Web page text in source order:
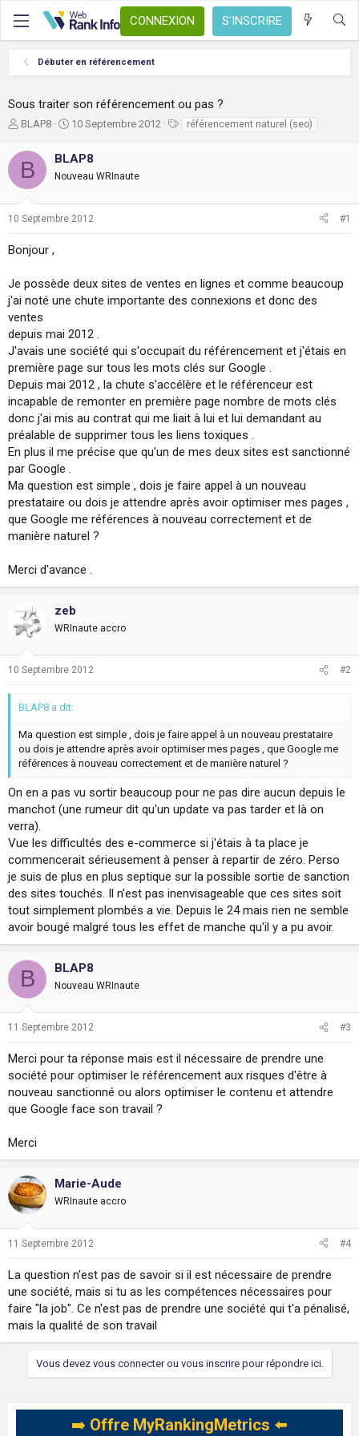
CONNEXION S'INSCRIRE
Débuter en référencement
Sous traiter son référencement ou pas ?
A
t
e
u
e
a
s
u
s
s
i
o
n
BLAP8
D
t
e
d
é
10 Septembre 2012 référencement naturel (seo)
B BLAP8
Nouveau WRInaute
10 Septembre 2012 #1
Bonjour ,
Je possède deux sites de ventes en lignes et comme beaucoup
j'ai noté une chute importante des connexions et donc des
ventes
depuis mai 2012 .
J'avais une société qui s'occupait du référencement et j'étais en
première page sur tous les mots clés sur Google .
Depuis mai 2012 , la chute s'accélère et le référenceur est
incapable de remonter en première page nombre de mots clés
donc j'ai mis au contrat qui me liait à lui et lui demandant au
préalable de supprimer tous les liens toxiques .
En plus il me précise que qu'un de mes deux sites est sanctionné
par Google .
Ma question est simple , dois je faire appel à un nouveau
prestataire ou dois je attendre après avoir optimiser mes pages ,
que Google me références à nouveau correctement et de
manière naturel ?
Merci d'avance .
zeb
WRInaute accro
10 Septembre 2012 #2
BLAP8 a dit:
Ma question est simple , dois je faire appel à un nouveau prestataire
ou dois je attendre après avoir optimiser mes pages , que Google me
références à nouveau correctement et de manière naturel ?
On en a pas vu sortir beaucoup pour ne pas dire aucun depuis le
manchot (une rumeur dit qu'un update va pas tarder et là on
verra).
Vue les difficultés des e-commerce si j'étais à ta place je
commencerait sérieusement à penser à repartir de zéro. Perso
je suis de plus en plus septique sur la possible sortie de sanction
des sites touchés. Il n'est pas inenvisageable que ces sites soit
tout simplement plombés a vie. Depuis le 24 mais rien ne semble
avoir bougé malgré tous les effet de manche qu'il y a pu avoir.
B BLAP8
Nouveau WRInaute
11 Septembre 2012 #3
Merci pour ta réponse mais est il nécessaire de prendre une
société pour optimiser le référencement aux risques d'être à
nouveau sanctionné ou alors optimiser le contenu et attendre
que Google face son travail ?
Merci
Marie-Aude
WRInaute accro
11 Septembre 2012 #4
La question n'est pas de savoir si il est nécessaire de prendre
une société, mais si tu as les compétences nécessaires pour
faire "la job". Ce n'est pas de prendre une société qui t'a pénalisé,
mais la qualité de son travail
Vous devez vous connecter ou vous inscrire pour répondre ici.
➡️ Offre MyRankingMetrics ⬅️